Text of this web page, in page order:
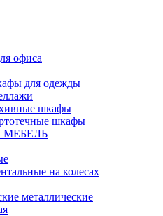
офиса
для одежды
шкафы
шкафы
на колесах
металлические